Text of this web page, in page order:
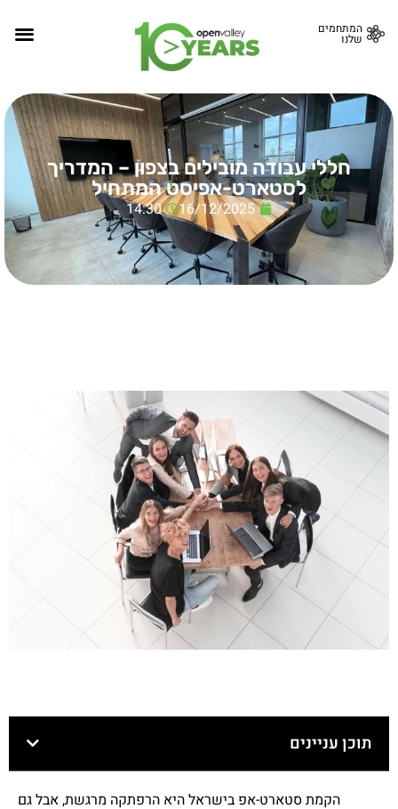
המתחמים
שלנו
חללי עבודה מובילים בצפון – המדריך
לסטארט-אפיסט המתחיל
16/12/2025
14:30
תוכן עניינים
הקמת סטארט-אפ בישראל היא הרפתקה מרגשת, אבל גם